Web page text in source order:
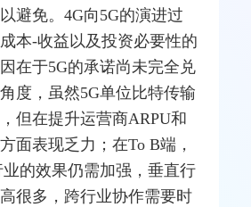
避免。4G向5G的演进过
本-收益以及投资必要性的
在于5G的承诺尚未完全兑
度，虽然5G单位比特传输
但在提升运营商ARPU和
面表现乏力；在To B端，
业的效果仍需加强，垂直行
很多，跨行业协作需要时